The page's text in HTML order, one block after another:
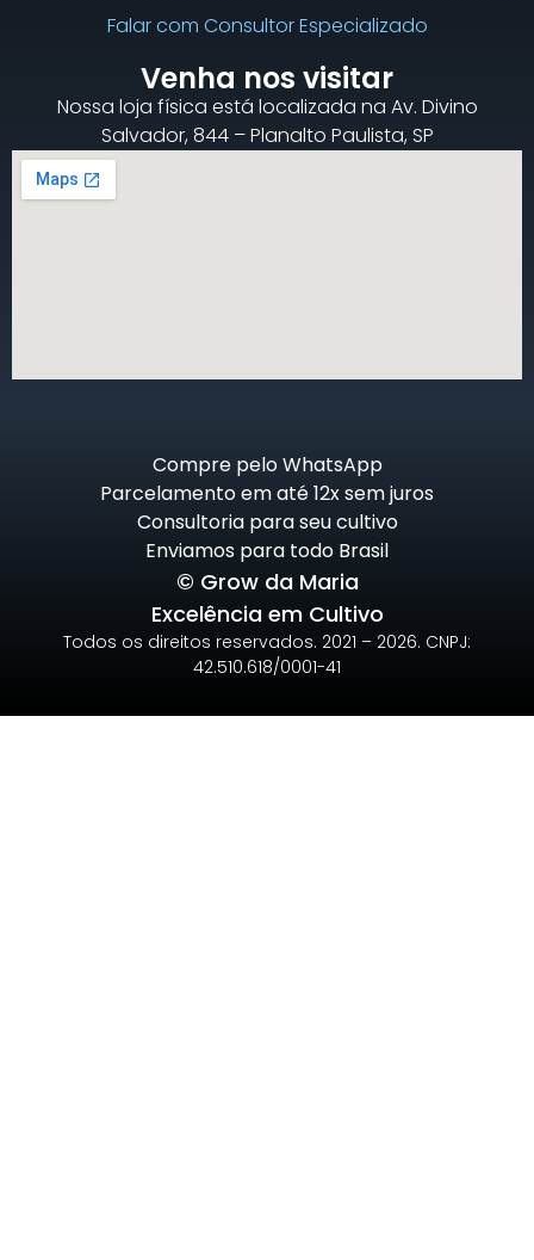
Falar com Consultor Especializado
Venha nos visitar
Nossa loja física está localizada na Av. Divino
Salvador, 844 – Planalto Paulista, SP
Compre pelo WhatsApp
Parcelamento em até 12x sem juros
Consultoria para seu cultivo
Enviamos para todo Brasil
© Grow da Maria
Excelência em Cultivo
Todos os direitos reservados. 2021 – 2026. CNPJ:
42.510.618/0001-41